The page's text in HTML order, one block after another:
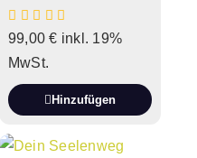
99,00€ inkl. 19%
MwSt.
Hinzufügen